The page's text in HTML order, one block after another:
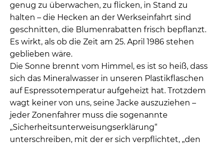
genug zu überwachen, zu flicken, in Stand zu
halten – die Hecken an der Werkseinfahrt sind
geschnitten, die Blumenrabatten frisch bepflanzt.
Es wirkt, als ob die Zeit am 25. April 1986 stehen
geblieben wäre.
Die Sonne brennt vom Himmel, es ist so heiß, dass
sich das Mineralwasser in unseren Plastikflaschen
auf Espressotemperatur aufgeheizt hat. Trotzdem
wagt keiner von uns, seine Jacke auszuziehen –
jeder Zonenfahrer muss die sogenannte
„Sicherheitsunterweisungserklärung“
unterschreiben, mit der er sich verpflichtet, „den